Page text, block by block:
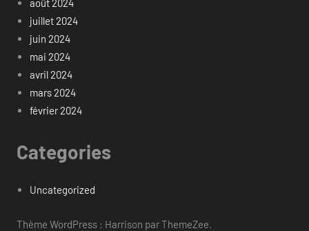
août 2024
juillet 2024
juin 2024
mai 2024
avril 2024
mars 2024
février 2024
Categories
Uncategorized
Thème WordPress : Harrison par ThemeZee.